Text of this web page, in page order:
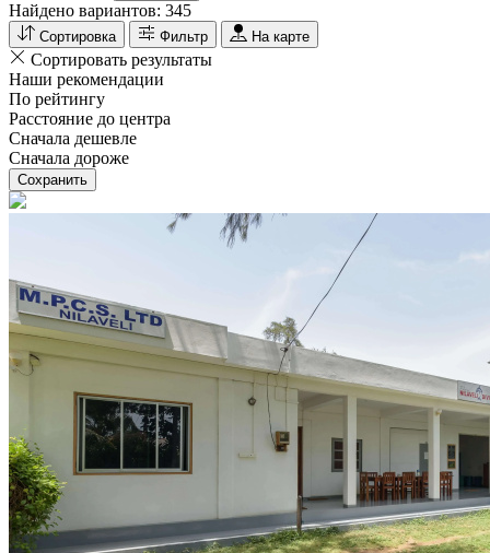
Найдено вариантов: 345
Сортировка Фильтр На карте
Сортировать результаты
Наши рекомендации
По рейтингу
Расстояние до центра
Сначала дешевле
Сначала дороже
Сохранить